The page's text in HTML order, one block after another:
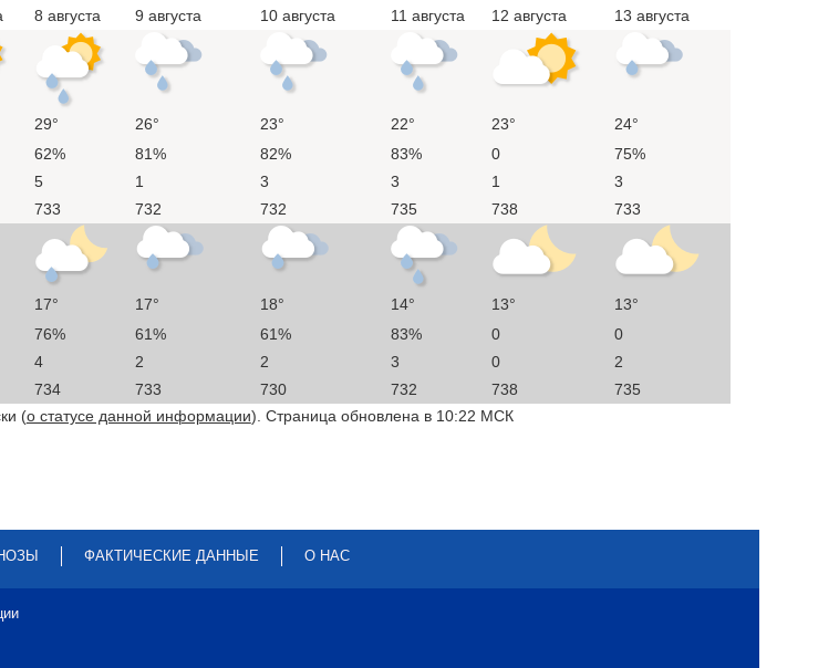
8 августа
9 августа
10 августа
11 августа
12 августа
13 августа
29° 26° 23° 22° 23°
24°
62% 81% 82% 83% 0
75%
5 1 3 3 1
3
733 732 732 735 738 733
17° 17° 18° 14° 13°
13°
76% 61% 61% 83% 0
0
4 2 2 3 0
2
734 733 730 732 738
735
(о статусе данной информации). Страница обновлена в 10:22 МСК
ФАКТИЧЕСКИЕ ДАННЫЕ О НАС